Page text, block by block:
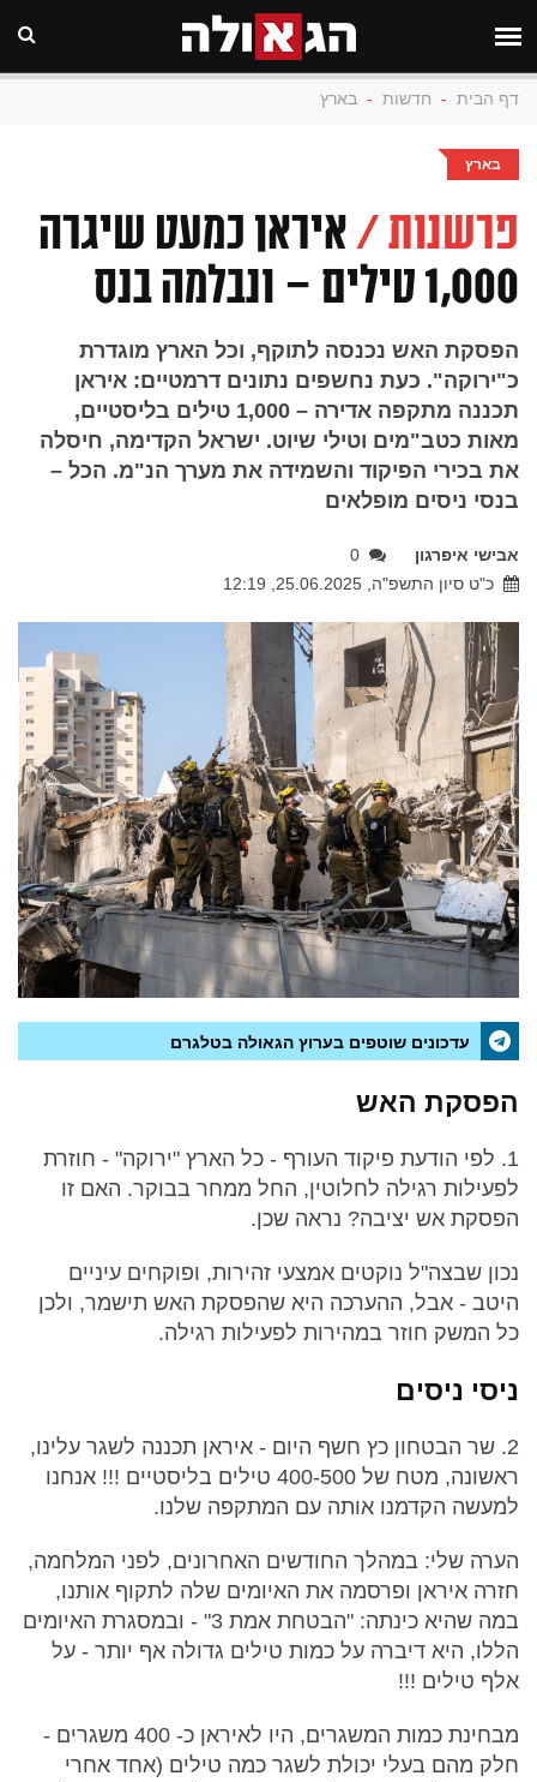
דף הבית - חדשות - בארץ
בארץ
פרשנות / איראן כמעט שיגרה
1,000 טילים – ונבלמה בנס
הפסקת האש נכנסה לתוקף, וכל הארץ מוגדרת
כ"ירוקה". כעת נחשפים נתונים דרמטיים: איראן
תכננה מתקפה אדירה – 1,000 טילים בליסטיים,
מאות כטב"מים וטילי שיוט. ישראל הקדימה, חיסלה
את בכירי הפיקוד והשמידה את מערך הנ"מ. הכל –
בנסי ניסים מופלאים
אבישי איפרגון
0
כ"ט סיון התשפ"ה, 25.06.2025, 12:19
עדכונים שוטפים בערוץ הגאולה בטלגרם
הפסקת האש
1. לפי הודעת פיקוד העורף - כל הארץ "ירוקה" - חוזרת
לפעילות רגילה לחלוטין, החל ממחר בבוקר. האם זו
הפסקת אש יציבה? נראה שכן.
נכון שבצה"ל נוקטים אמצעי זהירות, ופוקחים עיניים
היטב - אבל, ההערכה היא שהפסקת האש תישמר, ולכן
כל המשק חוזר במהירות לפעילות רגילה.
ניסי ניסים
2. שר הבטחון כץ חשף היום - איראן תכננה לשגר עלינו,
ראשונה, מטח של 400-500 טילים בליסטיים !!! אנחנו
למעשה הקדמנו אותה עם המתקפה שלנו.
הערה שלי: במהלך החודשים האחרונים, לפני המלחמה,
חזרה איראן ופרסמה את האיומים שלה לתקוף אותנו,
במה שהיא כינתה: "הבטחת אמת 3" - ובמסגרת האיומים
הללו, היא דיברה על כמות טילים גדולה אף יותר - על
אלף טילים !!!
מבחינת כמות המשגרים, היו לאיראן כ- 400 משגרים -
חלק מהם בעלי יכולת לשגר כמה טילים (אחד אחרי